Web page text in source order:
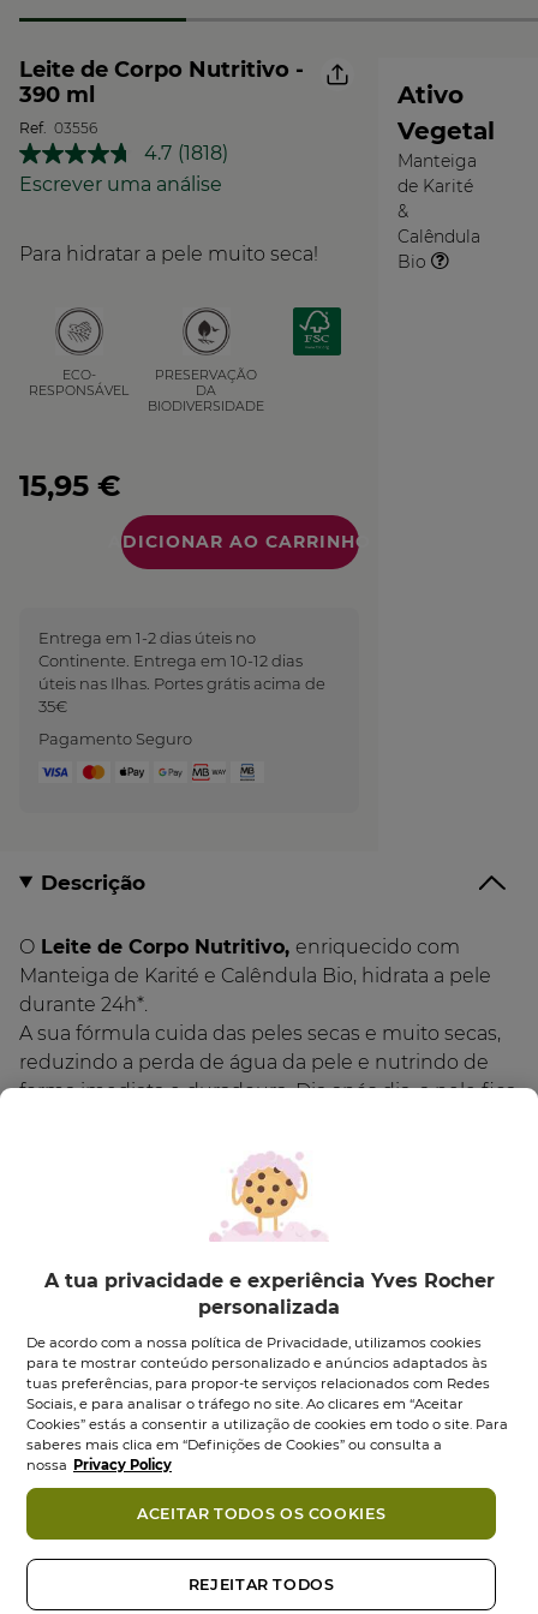
Leite de Corpo Nutritivo -
390 ml
Ref. 03556
4.7 Leu
1818
a
(1818)
Escrever uma análise
Para hidratar a pele muito seca!
ECO-
RESPONSÁVEL
PRESERVAÇÃO
DA
BIODIVERSIDADE
15,95 €
Quantidade
Entrega em 1-2 dias úteis no
Continente. Entrega em 10-12 dias
úteis nas Ilhas. Portes grátis acima de
35€
Pagamento Seguro
Ativo
Vegetal
O
Vegetal
Manteiga
de Karité
&
Calêndula
Bio
Descrição
O Leite de Corpo Nutritivo, enriquecido com
Manteiga de Karité e Calêndula Bio, hidrata a pele
durante 24h*.
A sua fórmula cuida das peles secas e muito secas,
reduzindo a perda de água da pele e nutrindo de
forma imediata e duradoura. Dia após dia, a pele fica
recupera imediatamente o seu estado de bem-
estar. A sua textura leve penetra rapidamente na
pele, deixando um véu delicadamente perfumado.
CONSELHOS DE UTILIZAÇÃO:
Aplica com uma leve massagem em todo corpo.
COMPROMISSO COSMÉTIQUE VÉGÉTALE®
• Fórmula 92% de ingredientes de origem vegetal
• Testado dermatologicamente
• Fórmula vegan
Ingredientes
Também podes gostar
A tua privacidade e experiência Yves Rocher
personalizada
De acordo com a nossa política de Privacidade, utilizamos cookies
para te mostrar conteúdo personalizado e anúncios adaptados às
tuas preferências, para propor-te serviços relacionados com Redes
Sociais, e para analisar o tráfego no site. Ao clicares em “Aceitar
Cookies” estás a consentir a utilização de cookies em todo o site. Para
saberes mais clica em “Definições de Cookies” ou consulta a
nossa Privacy Policy
REJEITAR TODOS
ACEITAR TODOS OS COOKIES